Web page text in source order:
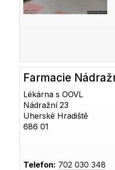
Farmacie
Lékárna s OOVL
Nádražní 23
Uherské Hradiště
686 01
Telefon: 702 030 348